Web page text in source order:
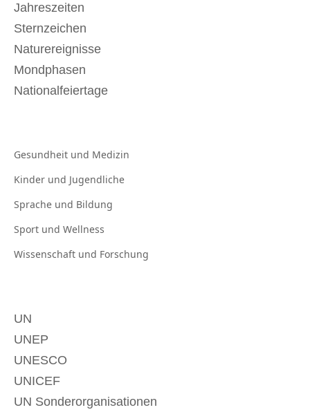
Jahreszeiten
Sternzeichen
Naturereignisse
Mondphasen
Nationalfeiertage
Gesundheit und Medizin
Kinder und Jugendliche
Sprache und Bildung
Sport und Wellness
Wissenschaft und Forschung
UN
UNEP
UNESCO
UNICEF
UN Sonderorganisationen